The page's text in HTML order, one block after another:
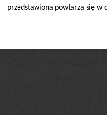
przedstawiona powtarza się w